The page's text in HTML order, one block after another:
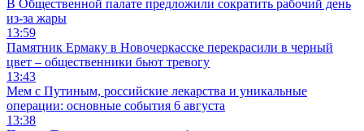
В Общественной палате предложили сократить рабочий день
из-за жары
13:59
Памятник Ермаку в Новочеркасске перекрасили в черный
цвет – общественники бьют тревогу
13:43
Мем с Путиным, российские лекарства и уникальные
операции: основные события 6 августа
13:38